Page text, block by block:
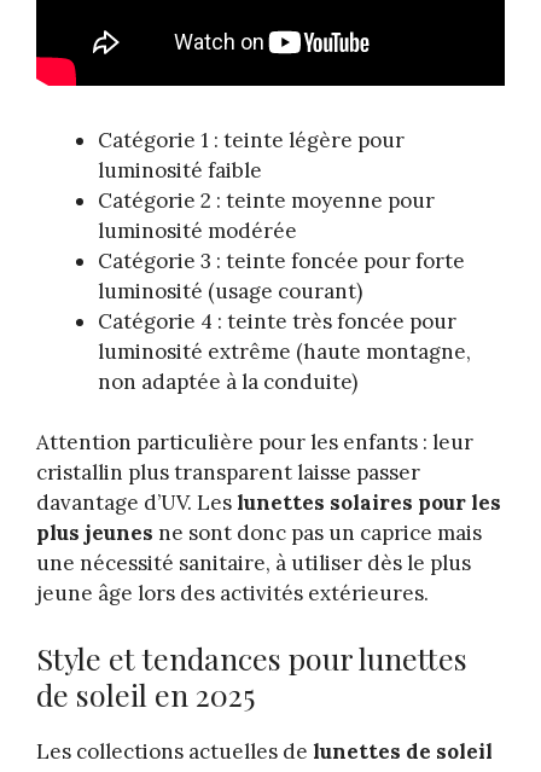
Catégorie 1 : teinte légère pour
luminosité faible
Catégorie 2 : teinte moyenne pour
luminosité modérée
Catégorie 3 : teinte foncée pour forte
luminosité (usage courant)
Catégorie 4 : teinte très foncée pour
luminosité extrême (haute montagne,
non adaptée à la conduite)
Attention particulière pour les enfants : leur
cristallin plus transparent laisse passer
davantage d’UV. Leslunettes solaires pour les
plus jeunes ne sont donc pas un caprice mais
une nécessité sanitaire, à utiliser dès le plus
jeune âge lors des activités extérieures.
Style et tendances pour lunettes
de soleil en 2025
Les collections actuelles de lunettes de soleil